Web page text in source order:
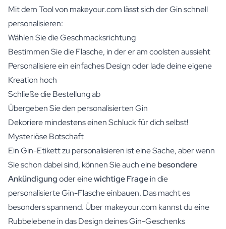
Mit dem Tool von makeyour.com lässt sich der Gin schnell
personalisieren:
Wählen Sie die Geschmacksrichtung
Bestimmen Sie die Flasche, in der er am coolsten aussieht
Personalisiere ein einfaches Design oder lade deine eigene
Kreation hoch
Schließe die Bestellung ab
Übergeben Sie den personalisierten Gin
Dekoriere mindestens einen Schluck für dich selbst!
Mysteriöse Botschaft
Ein Gin-Etikett zu personalisieren ist eine Sache, aber wenn
Sie schon dabei sind, können Sie auch einebesondere
Ankündigungoder einewichtige Fragein die
personalisierte Gin-Flasche einbauen. Das macht es
besonders spannend. Über makeyour.com kannst du eine
Rubbelebene in das Design deines Gin-Geschenks